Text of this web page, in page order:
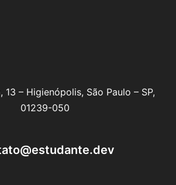
13 – Higienópolis, São Paulo – SP,
01239-050